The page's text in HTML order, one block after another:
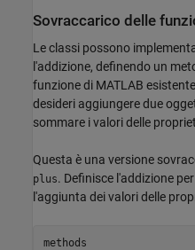
Sovraccarico delle
Le classi possono
l'addizione, definendo un
funzione di MATLAB
desideri aggiungere due
sommare i valori delle
Questa è una versione
plus. Definisce l'addizione
l'aggiunta dei valori delle
methods